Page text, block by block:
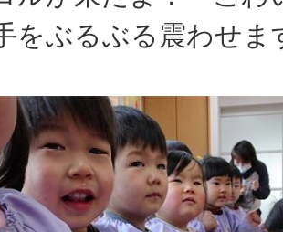
をぶるぶる震わせま